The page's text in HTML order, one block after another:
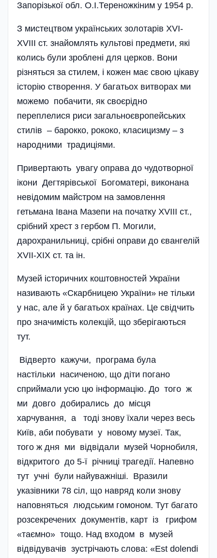
Запорізької обл. О.І.Тереножкіним у 1954 р.
З мистецтвом українських золотарів XVI-
XVIII ст. знайомлять культові предмети, які
колись були зроблені для церков. Вони
різняться за стилем, і кожен має свою цікаву
історію створення. У багатьох витворах ми
можемо побачити, як своєрідно
переплелися риси загальноєвропейських
стилів – барокко, рококо, класицизму – з
народними традиціями.
Привертають увагу оправа до чудотворної
ікони Дегтярівської Богоматері, виконана
невідомим майстром на замовлення
гетьмана Івана Мазепи на початку XVIII ст.,
срібний хрест з гербом П. Могили,
дарохранильниці, срібні оправи до євангелій
XVII-XIX ст. та ін.
Музей історичних коштовностей України
називають «Скарбницею України» не тільки
у нас, але й у багатьох країнах. Це свідчить
про значимість колекцій, що зберігаються
тут.
Відверто кажучи, програма була
настільки насиченою, що діти погано
сприймали усю цю інформацію. До того ж
ми довго добирались до місця
харчування, а тоді знову їхали через весь
Київ, аби побувати у новому музеї. Так,
того ж дня ми відвідали музей Чорнобиля,
відкритого до 5-ї річниці трагедії. Напевно
тут учні були найуважніші. Вразили
указівники 78 сіл, що навряд коли знову
наповняться людським гомоном. Тут багато
розсекречених документів, карт із грифом
«таємно» тощо. Над входом в музей
відвідувачів зу­стрічають слова: «Est dolendi